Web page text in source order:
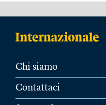
Chi siamo
Contattaci